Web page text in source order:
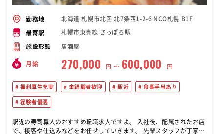
勤務地 北海道 札幌市北区 北7条西1-2-6 NCO札幌 B1F
最寄駅 札幌市東豊線 さっぽろ駅
施設形態 居酒屋
月給 270,000 円 〜 600,000 円
福利厚生充実 未経験者歓迎 駅近 食事手当あり
経験者優遇
駅近の寿司職人のおすすめ転職求人ですよ。 入社後、配属されたお店
で、接客や仕込みなどをお任せしていきます。 先輩スタッフが丁寧に